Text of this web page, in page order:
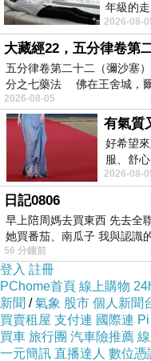
遊魂；李婉寧〈我們在生長
撤與事件的距離，人與城市同
可以說，「想像的集體記憶
的「反南鐵東移」則退至創
仍存在著相互依附的關係，
鐵東移」一開始就形成同一
感性的抒發，不是計算為
換句話說，它並沒有重新打
領域的可能，卻一開始就與
於支持拆除的另一光譜，反
發聲場域。雖然如此的劇場
法，但不像《拆除中》某些
著與場所的相互呼應，生成
室內展場，卻反向揭露了形
年級的
微微捲
2026-08-
大藏經22，五分律卷第
五分律卷第二十二（彌沙塞
分之七藥法 佛在王舍城，
2026-08-05
有氣質
好希望
服、舒
哪個位子
2026-08-
日記0806
早上陪周媽去買東西 先去全
她買番茄、南瓜子 我與認識
56 分鐘前
登入 註冊
PChome首頁 線上購物
新聞 /氣象 股市 個人新聞
買賣租屋 支付連 國際連
買車 旅行團 汽車險推薦
一元簡訊 直播達人 數位憑